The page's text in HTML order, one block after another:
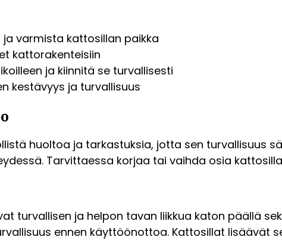
varmista kattosillan paikka
kattorakenteisiin
ja kiinnitä se turvallisesti
kestävyys ja turvallisuus
huoltoa ja tarkastuksia, jotta sen turvallisuus
Tarvittaessa korjaa tai vaihda osia
turvallisen ja helpon tavan liikkua katon päällä
ennen käyttöönottoa. Kattosillat lisäävät